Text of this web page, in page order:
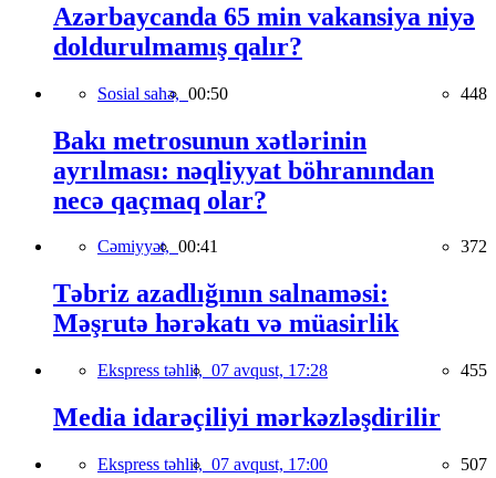
Azərbaycanda 65 min vakansiya niyə
doldurulmamış qalır?
Sosial sahə, 00:50 448
Bakı metrosunun xətlərinin
ayrılması: nəqliyyat böhranından
necə qaçmaq olar?
Cəmiyyət, 00:41 372
Təbriz azadlığının salnaməsi:
Məşrutə hərəkatı və müasirlik
Ekspress təhlil, 07 avqust, 17:28 455
Media idarəçiliyi mərkəzləşdirilir
Ekspress təhlil, 07 avqust, 17:00 507